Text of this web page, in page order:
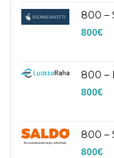
800 –
800€
800 –
800€
800 –
800€